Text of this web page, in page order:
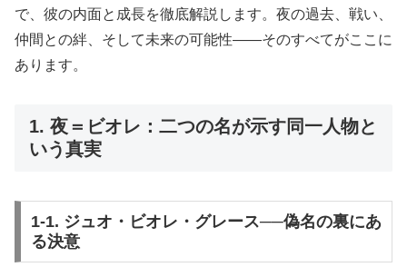
で、彼の内面と成長を徹底解説します。夜の過去、戦い、
仲間との絆、そして未来の可能性——そのすべてがここに
あります。
1. 夜＝ビオレ：二つの名が示す同一人物と
いう真実
1-1. ジュオ・ビオレ・グレース──偽名の裏にあ
る決意